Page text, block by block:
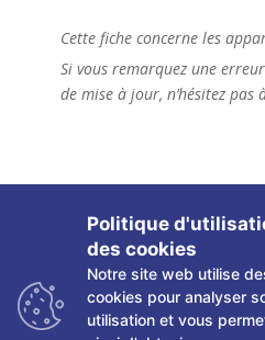
Cette fiche concerne les
Si vous remarquez une
de mise à jour, n’hésitez pas
Copyright ©2026 Les fiches
droits réservés
Politique
des cookies
Notre site web utilise
cookies pour analyser
utilisation et vous